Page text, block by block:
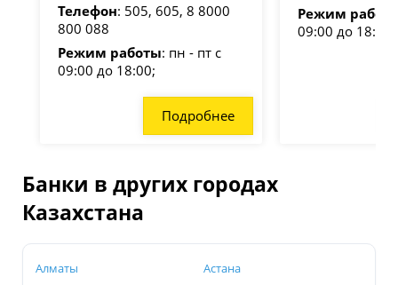
Телефон: 505, 605, 8 8000
800 088
Режим работы: пн - пт с
09:00 до 18:00;
Подробнее
Режим
09:00 до 18:00;
Банки в других городах
Казахстана
Алматы
Астана